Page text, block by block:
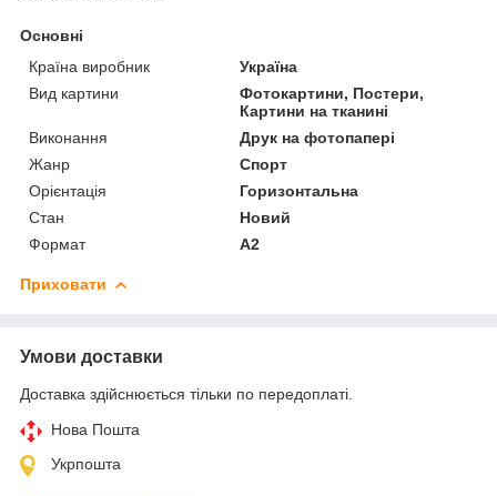
Основні
Країна виробник
Україна
Вид картини
Фотокартини, Постери,
Картини на тканині
Виконання
Друк на фотопапері
Жанр
Спорт
Орієнтація
Горизонтальна
Стан
Новий
Формат
A2
Приховати
Умови доставки
Доставка здійснюється тільки по передоплаті.
Нова Пошта
Укрпошта